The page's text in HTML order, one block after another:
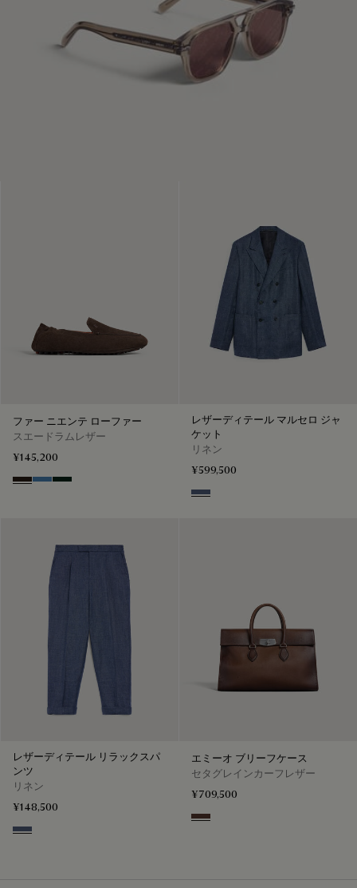
ファー ニエンテ ローファー
スエードラムレザー
¥145,200
BrownAveiroOpuntia
レザーディテール マルセロ ジャ
ケット
リネン
¥599,500
Soladite Blue
レザーディテール リラックスパ
ンツ
リネン
¥148,500
Soladite Blue
エミーオ ブリーフケース
セタグレインカーフレザー
¥709,500
Soft Brown